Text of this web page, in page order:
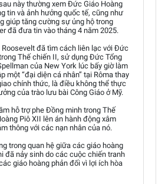
này thường xem Đức Giáo Hoàng
tin và ảnh hưởng quốc tế, cũng như
giúp tăng cường sự ủng hộ trong
đã đưa tin vào tháng 4 năm 2025.
Roosevelt đã tìm cách liên lạc với Đức
Thế chiến II, sử dụng Đức Tổng
của New York lúc bấy giờ làm
một “đại diện cá nhân” tại Rôma thay
chính thức, là điều không thể thực
của trào lưu bài Công Giáo ở Mỹ.
hỗ trợ phe Đồng minh trong Thế
Piô XII lên án hành động xâm
thông với các nạn nhân của nó.
trong quan hệ giữa các giáo hoàng
đã nảy sinh do các cuộc chiến tranh
giáo hoàng phản đối vì lợi ích hòa